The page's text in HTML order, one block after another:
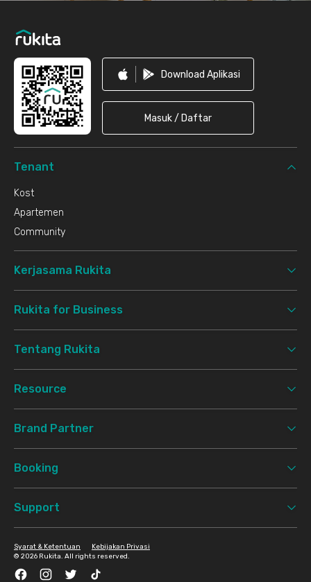
Download Aplikasi
Masuk / Daftar
Tenant
Kost
Apartemen
Community
Kerjasama Rukita
Rukita for Business
Tentang Rukita
Resource
Brand Partner
Booking
Support
© 2026 Rukita. All rights reserved.
Syarat & Ketentuan Kebijakan Privasi
FacebookInstagramTwitter TikTok